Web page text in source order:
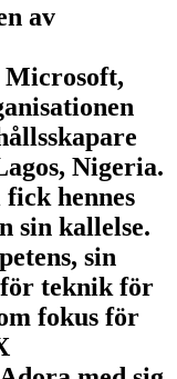
av
Nigeria.
hennes
sin kallelse.
sin
för teknik för
fokus för